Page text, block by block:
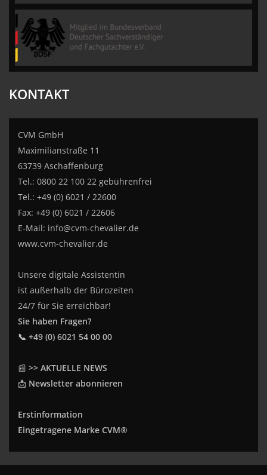
KONTAKT
CVM GmbH
Maximilianstraße 11
63739 Aschaffenburg
Tel.: 0800 22 100 22 gebührenfrei
Tel.: +49 (0) 6021 / 22600
Fax: +49 (0) 6021 / 22606
E-Mail: info@cvm-chevalier.de
www.cvm-chevalier.de
Unsere digitale Assistentin
ist außerhalb der Bürozeiten
24/7 für Sie erreichbar!
Sie haben Fragen?
📞 +49 (0) 6021 54 00 00
📰 >> AKTUELLE NEWS
📩 Newsletter abonnieren
Erstinformation
Eingetragene Marke CVM®